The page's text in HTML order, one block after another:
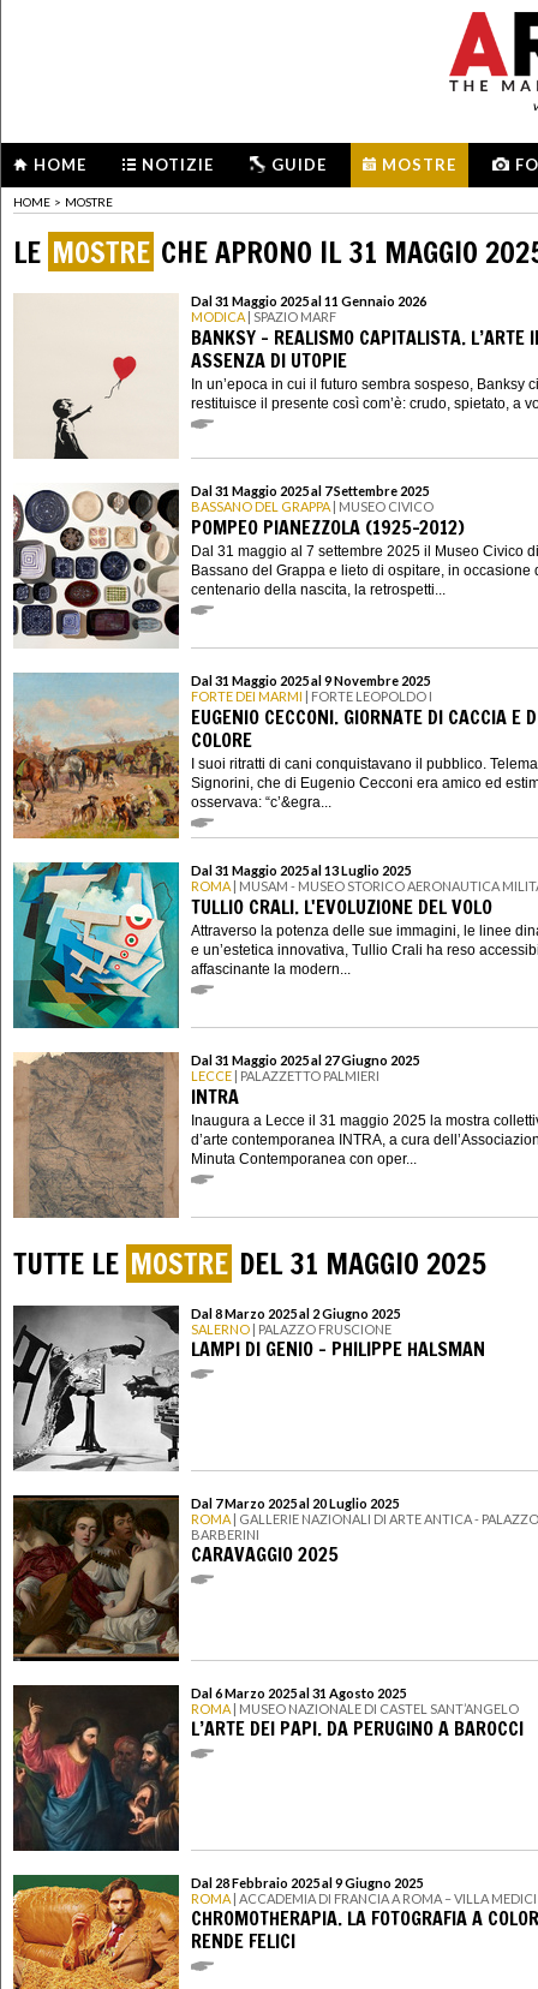
HOME NOTIZIE GUIDE MOSTRE
HOME > MOSTRE
LE MOSTRE CHE APRONO IL 31 MAGGIO
Dal 31 Maggio 2025 al 11 Gennaio 2026
MODICA | SPAZIO MARF
BANKSY – REALISMO CAPITALISTA. L’ARTE
ASSENZA DI UTOPIE
In un’epoca in cui il futuro sembra sospeso, Banksy ci
restituisce il presente così com’è: crudo, spietato, a
Dal 31 Maggio 2025 al 7 Settembre 2025
BASSANO DEL GRAPPA | MUSEO CIVICO
POMPEO PIANEZZOLA (1925-2012)
Dal 31 maggio al 7 settembre 2025 il Museo Civico di
Bassano del Grappa e lieto di ospitare, in occasione
centenario della nascita, la retrospetti...
Dal 31 Maggio 2025 al 9 Novembre 2025
FORTE DEI MARMI | FORTE LEOPOLDO I
EUGENIO CECCONI. GIORNATE DI CACCIA E
COLORE
I suoi ritratti di cani conquistavano il pubblico.
Signorini, che di Eugenio Cecconi era amico ed
osservava: “c’&egra...
Dal 31 Maggio 2025 al 13 Luglio 2025
ROMA | MUSAM - MUSEO STORICO AERONAUTICA
TULLIO CRALI. L'EVOLUZIONE DEL VOLO
Attraverso la potenza delle sue immagini, le linee
e un’estetica innovativa, Tullio Crali ha reso
affascinante la modern...
Dal 31 Maggio 2025 al 27 Giugno 2025
LECCE | PALAZZETTO PALMIERI
INTRA
Inaugura a Lecce il 31 maggio 2025 la mostra
d’arte contemporanea INTRA, a cura
Minuta Contemporanea con oper...
TUTTE LE MOSTRE DEL 31 MAGGIO 2025
Dal 8 Marzo 2025 al 2 Giugno 2025
SALERNO | PALAZZO FRUSCIONE
LAMPI DI GENIO - PHILIPPE HALSMAN
Dal 7 Marzo 2025 al 20 Luglio 2025
ROMA | GALLERIE NAZIONALI DI ARTE ANTICA - PALAZZO
BARBERINI
CARAVAGGIO 2025
Dal 6 Marzo 2025 al 31 Agosto 2025
ROMA | MUSEO NAZIONALE DI CASTEL SANT’ANGELO
L’ARTE DEI PAPI. DA PERUGINO A BAROCCI
Dal 28 Febbraio 2025 al 9 Giugno 2025
ROMA | ACCADEMIA DI FRANCIA A ROMA – VILLA MEDICI
CHROMOTHERAPIA. LA FOTOGRAFIA A
RENDE FELICI